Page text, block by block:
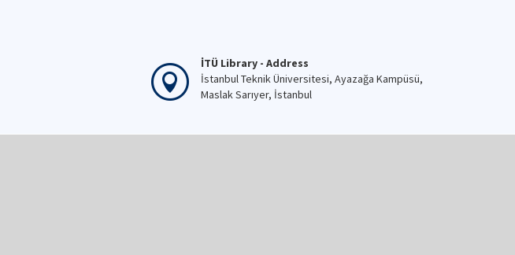
İTÜ Library - Address
İstanbul Teknik Üniversitesi, Ayazağa Kampüsü,
Maslak Sarıyer, İstanbul